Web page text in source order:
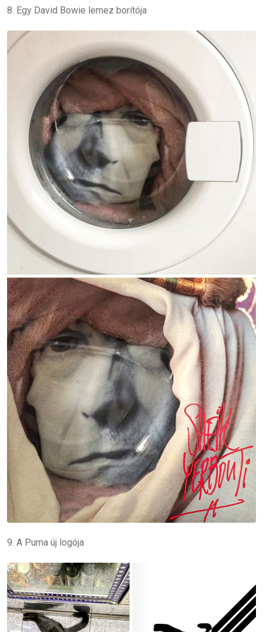
8. Egy David Bowie lemez borítója
9. A Puma új logója